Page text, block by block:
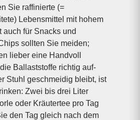
Sie raffinierte (=
Lebensmittel mit hohem
auch für Snacks und
sollten Sie meiden;
lieber eine Handvoll
Ballaststoffe richtig auf­
Stuhl geschmeidig bleibt, ist
Zwei bis drei Liter
oder Kräutertee pro Tag
den Tag gleich nach dem